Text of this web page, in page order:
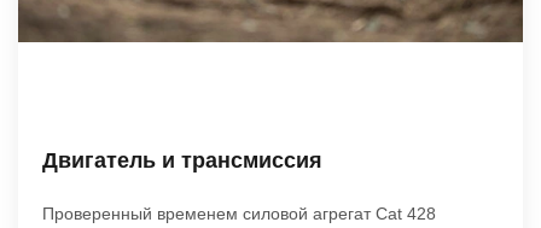
Двигатель и трансмиссия
Проверенный временем силовой агрегат Cat 428